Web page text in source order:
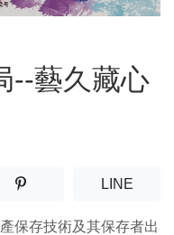
--藝久藏心
另開新視窗)
分享至噗浪(另開新視窗)
LINE(另開
保存技術及其保存者出